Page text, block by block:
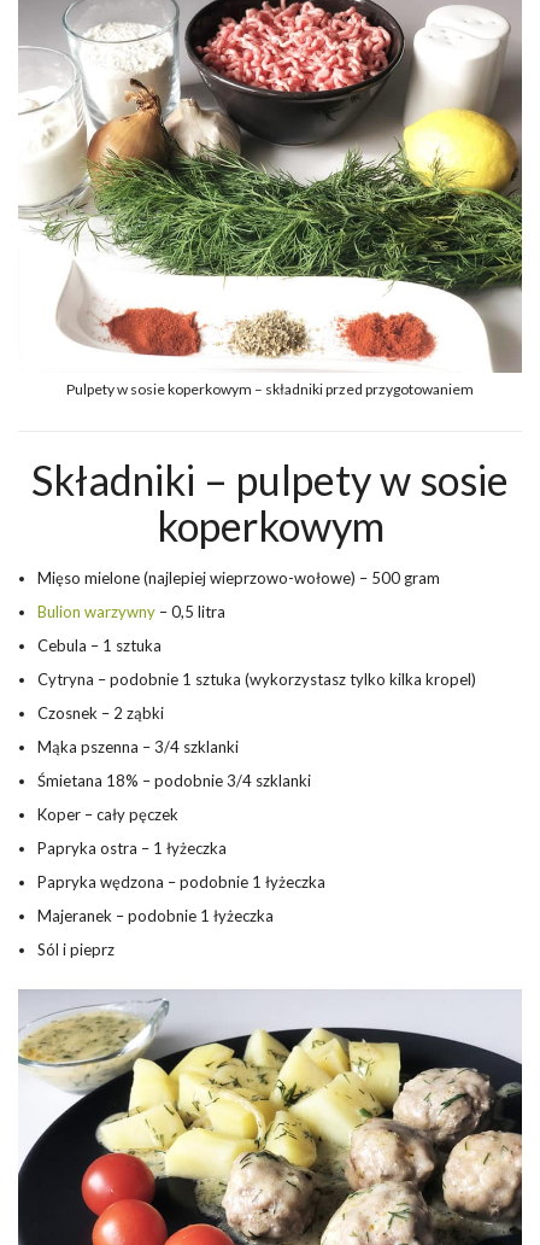
Pulpety w sosie koperkowym – składniki przed przygotowaniem
Składniki – pulpety w sosie
koperkowym
Mięso mielone (najlepiej wieprzowo-wołowe) – 500 gram
Bulion warzywny– 0,5 litra
Cebula – 1 sztuka
Cytryna – podobnie 1 sztuka (wykorzystasz tylko kilka kropel)
Czosnek – 2 ząbki
Mąka pszenna – 3/4 szklanki
Śmietana 18% – podobnie 3/4 szklanki
Koper – cały pęczek
Papryka ostra – 1 łyżeczka
Papryka wędzona – podobnie 1 łyżeczka
Majeranek – podobnie 1 łyżeczka
Sól i pieprz